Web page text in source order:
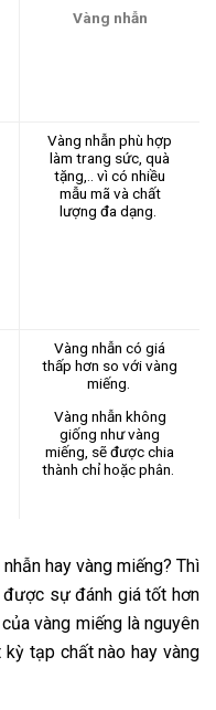
Vàng nhẫn
Vàng nhẫn phù hợp
làm trang sức, quà
tặng,.. vì có nhiều
mẫu mã và chất
lượng đa dạng.
Vàng nhẫn có giá
thấp hơn so với vàng
miếng.
Vàng nhẫn không
giống như vàng
miếng, sẽ được chia
thành chỉ hoặc phân.
hay vàng miếng? Thì
được sự đánh giá tốt hơn
vàng miếng là nguyên
tạp chất nào hay vàng